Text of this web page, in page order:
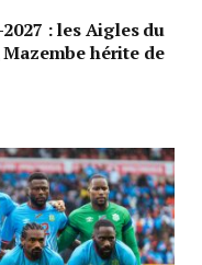
: les Aigles du
Mazembe hérite de